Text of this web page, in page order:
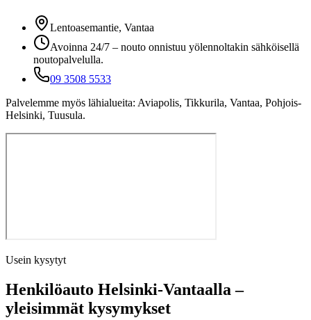
Lentoasemantie, Vantaa
Avoinna 24/7 – nouto onnistuu yölennoltakin sähköisellä
noutopalvelulla.
09 3508 5533
Palvelemme myös lähialueita: Aviapolis, Tikkurila, Vantaa, Pohjois-
Helsinki, Tuusula.
Usein kysytyt
Henkilöauto Helsinki-Vantaalla –
yleisimmät kysymykset